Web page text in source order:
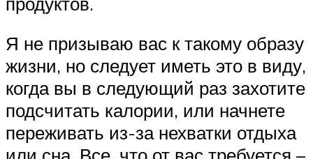
Я не призываю вас к такому образу
жизни, но следует иметь это в виду,
когда вы в следующий раз захотите
подсчитать калории, или начнете
переживать из-за нехватки отдыха